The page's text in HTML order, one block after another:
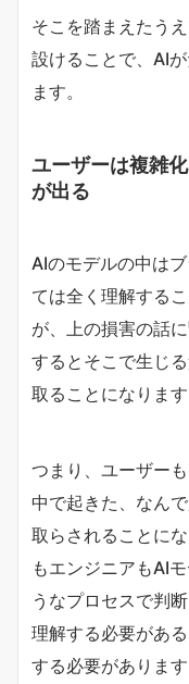
そこを踏まえたう
設けることで、AI
ます。
ユーザーは複雑
が出る
AIのモデルの中は
ては全く理解する
が、上の損害の話
するとそこで生じ
取ることになります
つまり、ユーザー
中で起きた、なん
取らされることに
もエンジニアもAI
うなプロセスで判
理解する必要があ
する必要があります